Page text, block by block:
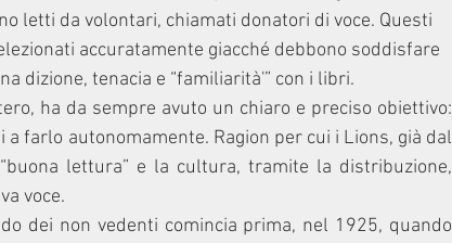
letti da volontari, chiamati donatori di voce. Questi
accuratamente giacché debbono soddisfare
dizione, tenacia e “familiarità'” con i libri.
ha da sempre avuto un chiaro e preciso obiettivo:
farlo autonomamente. Ragion per cui i Lions, già dal
lettura” e la cultura, tramite la distribuzione,
voce.
dei non vedenti comincia prima, nel 1925, quando